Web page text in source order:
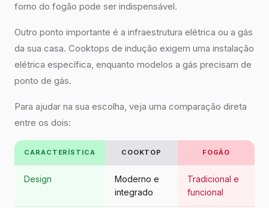
forno do fogão pode ser indispensável.
Outro ponto importante é a infraestrutura elétrica ou a gás
da sua casa. Cooktops de indução exigem uma instalação
elétrica específica, enquanto modelos a gás precisam de
ponto de gás.
Para ajudar na sua escolha, veja uma comparação direta
entre os dois:
CARACTERÍSTICA COOKTOP FOGÃO
Design
Moderno e
integrado
Tradicional e
funcional